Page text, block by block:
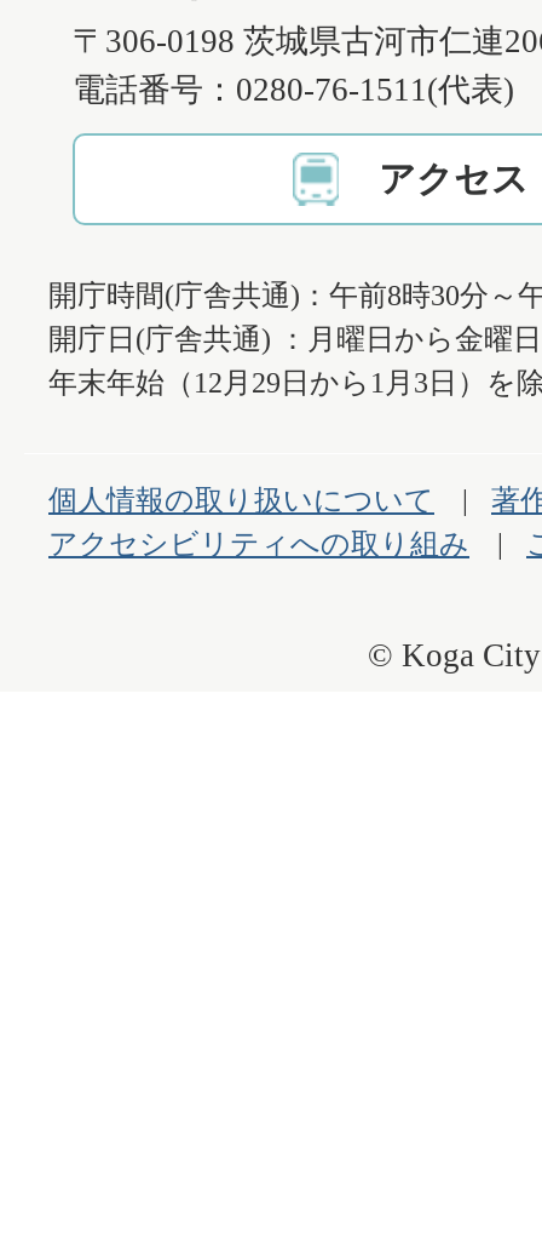
〒306-0198 茨城県古河市仁連
電話番号：0280-76-1511(代表)
アクセス
開庁時間(庁舎共通)：午前8時30分～
開庁日(庁舎共通) ：月曜日から金曜
年末年始（12月29日から1月3日）を
個人情報の取り扱いについて
著
アクセシビリティへの取り組み
© Koga City